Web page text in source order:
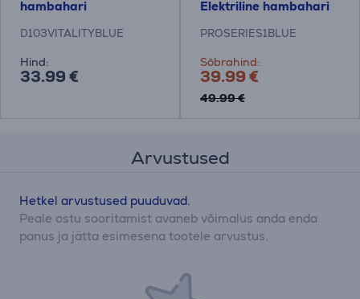
hambahari
D103VITALITYBLUE
Hind:
33.99 €
Elektriline hambahari
PROSERIES1BLUE
Sõbrahind:
39.99 €
49.99 €
Arvustused
Hetkel arvustused puuduvad.
Peale ostu sooritamist avaneb võimalus anda enda
panus ja jätta esimesena tootele arvustus.